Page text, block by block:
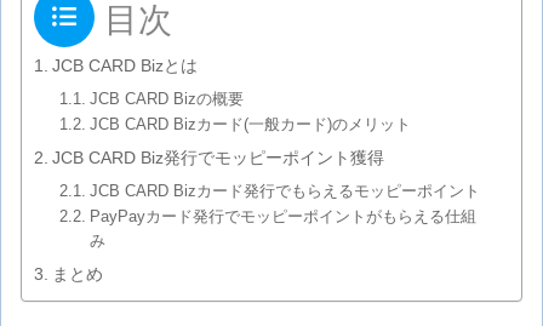
目次
JCB CARD Bizとは
JCB CARD Bizの概要
JCB CARD Bizカード(一般カード)のメリット
JCB CARD Biz発行でモッピーポイント獲得
JCB CARD Bizカード発行でもらえるモッピーポイント
PayPayカード発行でモッピーポイントがもらえる仕組
み
まとめ